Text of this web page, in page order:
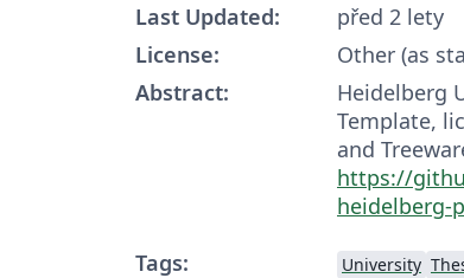
Last Updated:
před 2 lety
License:
Other (as
Abstract:
Heidelberg
Template,
and
https://
heidelberg-
Tags:
University